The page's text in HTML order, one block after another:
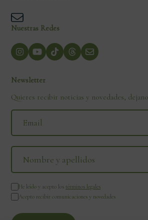
Nuestras Redes
Newsletter
Quieres recibir noticias y novedades,
He leído y acepto los términos legales
Acepto recibir comunicaciones y novedades